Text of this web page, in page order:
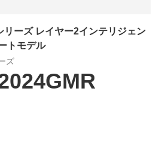
リーズ レイヤー2インテリジェン
トモデル
ズ